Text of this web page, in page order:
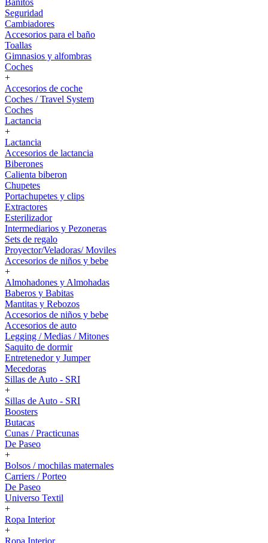
Bañitos
Seguridad
Cambiadores
Accesorios para el baño
Toallas
Gimnasios y alfombras
Coches
+
Accesorios de coche
Coches / Travel System
Coches
Lactancia
+
Lactancia
Accesorios de lactancia
Biberones
Calienta biberon
Chupetes
Portachupetes y clips
Extractores
Esterilizador
Intermediarios y Pezoneras
Sets de regalo
Proyector/Veladoras/ Moviles
Accesorios de niños y bebe
+
Almohadones y Almohadas
Baberos y Babitas
Mantitas y Rebozos
Accesorios de niños y bebe
Accesorios de auto
Legging / Medias / Mitones
Saquito de dormir
Entretenedor y Jumper
Mecedoras
Sillas de Auto - SRI
+
Sillas de Auto - SRI
Boosters
Butacas
Cunas / Practicunas
De Paseo
+
Bolsos / mochilas maternales
Carriers / Porteo
De Paseo
Universo Textil
+
Ropa Interior
+
Ropa Interior